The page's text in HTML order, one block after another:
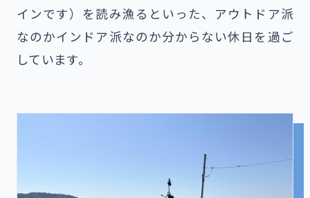
インです）を読み漁るといった、アウトドア派
なのかインドア派なのか分からない休日を過ご
しています。